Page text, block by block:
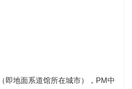
即地面系道馆所在城市），PM中